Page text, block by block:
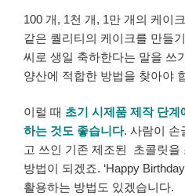
100 개, 1천 개, 1만 개의 케이
같은 퀄리티의 케이크를 만들
씨로 생일 축하한다는 말을 쓰
양산에 적합한 방법을 찾아야
이럴 때 초기 시제품 제작 단
하는 것도 좋습니다. 사람이 손
고 쓰인 기존 제조된 초콜릿을
방법이 되겠죠. ‘Happy
활용하는 방법도 있겠습니다.